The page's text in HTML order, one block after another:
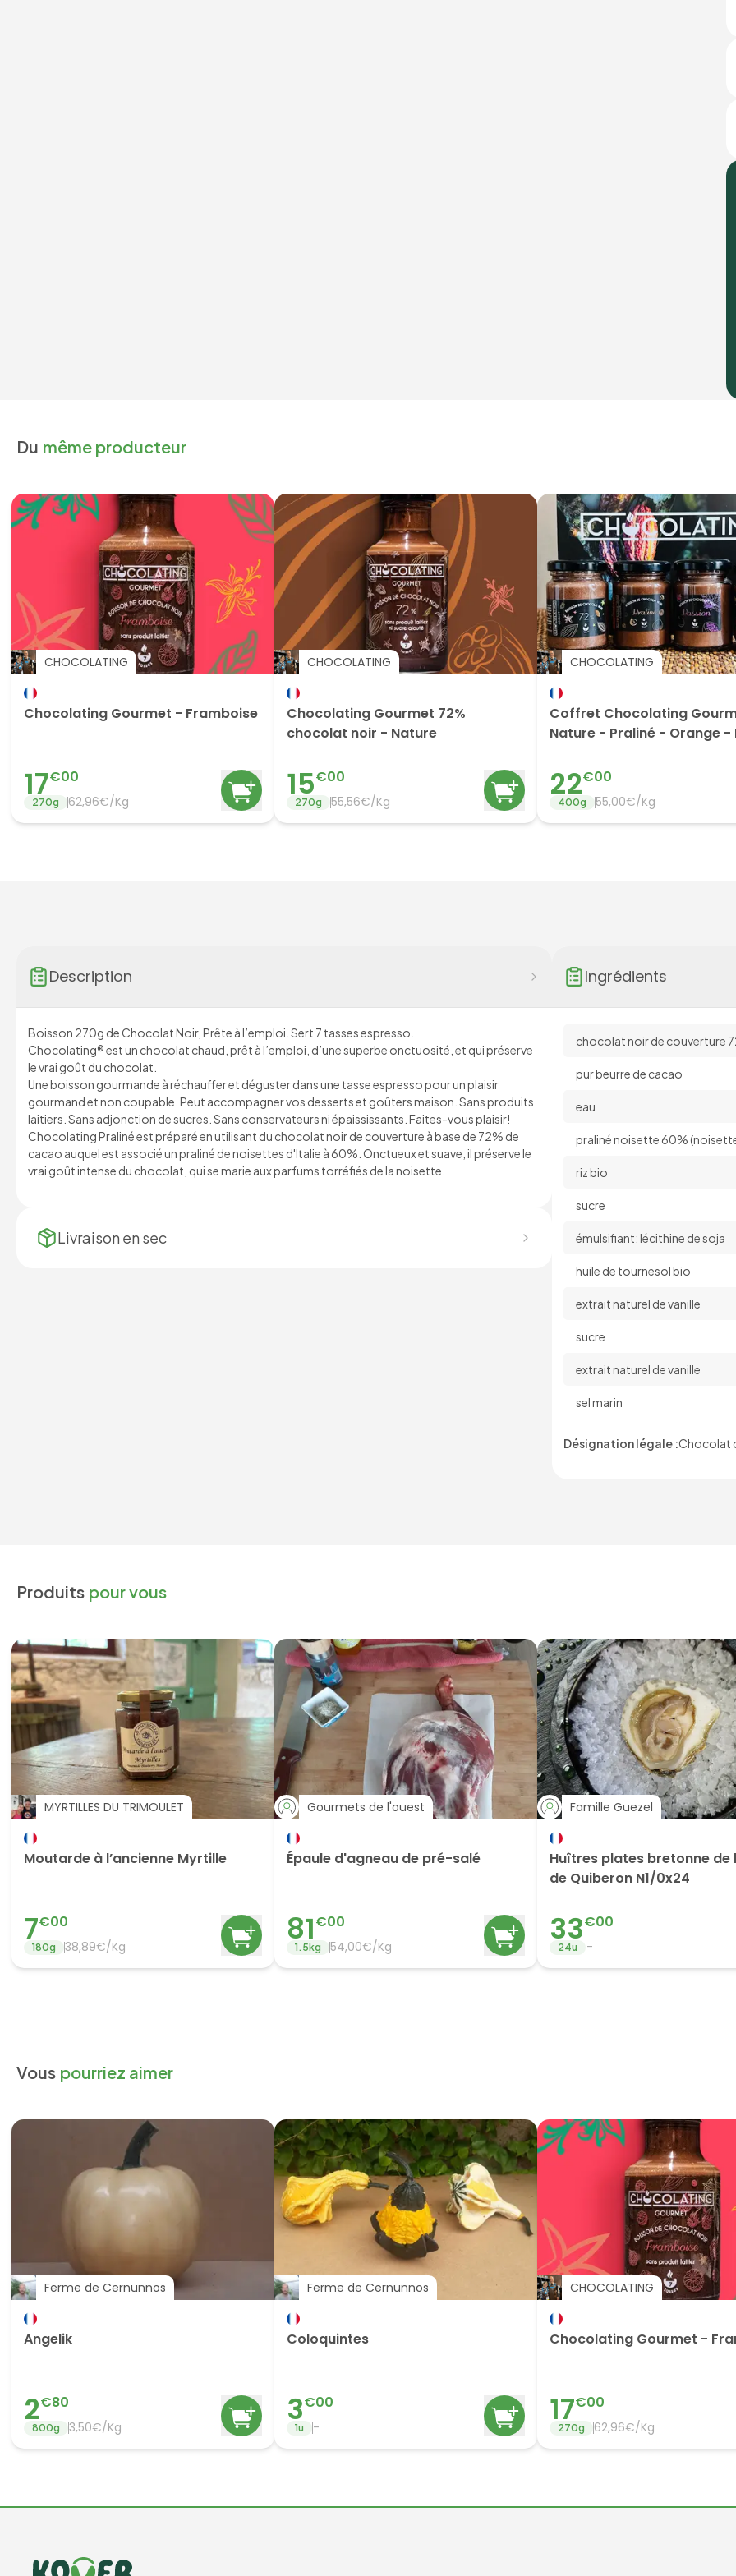
Du même producteur
CHOCOLATING
Chocolating Gourmet - Framboise
17€00
270g 62,96€/Kg
CHOCOLATING
Chocolating Gourmet 72%
chocolat noir - Nature
15€00
270g 55,56€/Kg
CHOCOLATING
Coffret Chocolating
Nature - Praliné - Orange -
22€00
400g 55,00€/Kg
Description
Boisson 270g de Chocolat Noir, Prête à l’emploi. Sert 7 tasses espresso.
Chocolating® est un chocolat chaud, prêt à l’emploi, d’une superbe onctuosité, et qui préserve
le vrai goût du chocolat.
Une boisson gourmande à réchauffer et déguster dans une tasse espresso pour un plaisir
gourmand et non coupable. Peut accompagner vos desserts et goûters maison. Sans produits
laitiers. Sans adjonction de sucres. Sans conservateurs ni épaississants. Faites-vous plaisir!
Chocolating Praliné est préparé en utilisant du chocolat noir de couverture à base de 72% de
cacao auquel est associé un praliné de noisettes d'Italie à 60%. Onctueux et suave, il préserve le
vrai goût intense du chocolat, qui se marie aux parfums torréfiés de la noisette.
Livraison en sec
Ingrédients
chocolat noir de couverture
pur beurre de cacao
eau
praliné noisette 60%
riz bio
sucre
émulsifiant: lécithine de soja
huile de tournesol bio
extrait naturel de vanille
sucre
extrait naturel de vanille
sel marin
Désignation légale :Chocolat
Produits pour vous
MYRTILLES DU TRIMOULET
Moutarde à l’ancienne Myrtille
7€00
180g 38,89€/Kg
Gourmets de l'ouest
Épaule d'agneau de pré-salé
81€00
1.5kg 54,00€/Kg
Famille Guezel
Huîtres plates bretonne de
de Quiberon N1/0x24
33€00
24u -
Vous pourriez aimer
Ferme de Cernunnos
Angelik
2€80
800g 3,50€/Kg
Ferme de Cernunnos
Coloquintes
3€00
1u -
CHOCOLATING
Chocolating Gourmet -
17€00
270g 62,96€/Kg
Informations de contact